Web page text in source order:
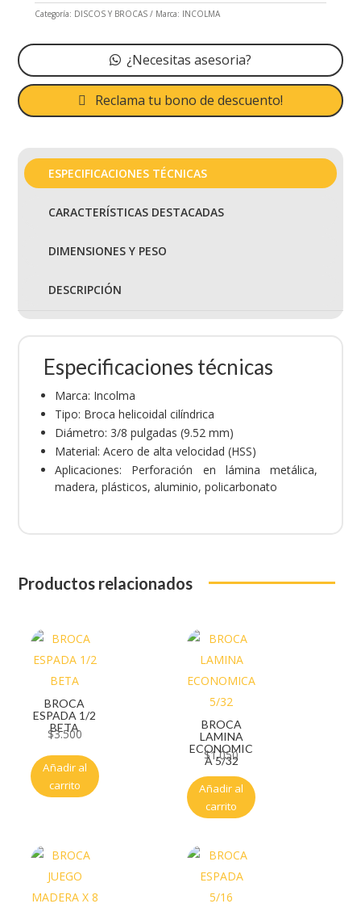
Categoría: DISCOS Y BROCAS Marca: INCOLMA
¿Necesitas asesoria?
Reclama tu bono de descuento!
ESPECIFICACIONES TÉCNICAS
CARACTERÍSTICAS DESTACADAS
DIMENSIONES Y PESO
DESCRIPCIÓN
Especificaciones técnicas
Marca: Incolma
Tipo: Broca helicoidal cilíndrica
Diámetro: 3/8 pulgadas (9.52 mm)
Material: Acero de alta velocidad (HSS)
Aplicaciones: Perforación en lámina metálica,
madera, plásticos, aluminio, policarbonato
Productos relacionados
BROCA
ESPADA 1/2
BETA
$3.500
Añadir al
carrito
BROCA
LAMINA
ECONOMIC
A 5/32
$1.050
Añadir al
carrito